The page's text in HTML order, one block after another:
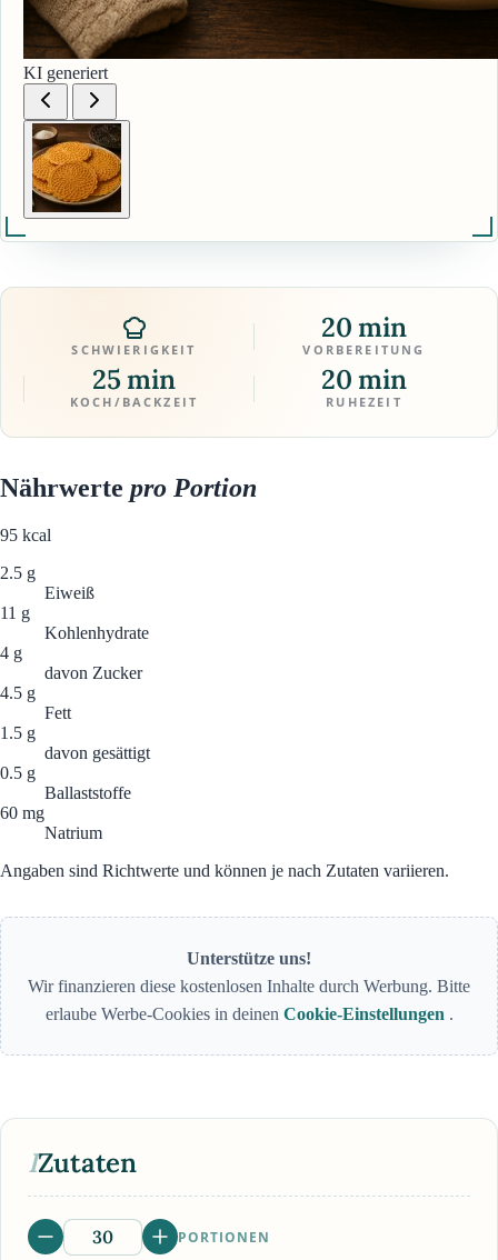
KI generiert
SCHWIERIGKEIT
20 min
VORBEREITUNG
25 min
KOCH/BACKZEIT
20 min
RUHEZEIT
Nährwerte pro Portion
95 kcal
2.5 g
Eiweiß
11 g
Kohlenhydrate
4 g
davon Zucker
4.5 g
Fett
1.5 g
davon gesättigt
0.5 g
Ballaststoffe
60 mg
Natrium
Angaben sind Richtwerte und können je nach Zutaten variieren.
Unterstütze uns!
Wir finanzieren diese kostenlosen Inhalte durch Werbung. Bitte
erlaube Werbe-Cookies in deinen Cookie-Einstellungen .
IZutaten
PORTIONEN